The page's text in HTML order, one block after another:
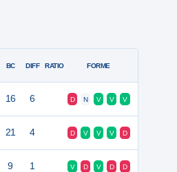
BC DIFF RATIO FORME
16 6 D N V V V
21 4 D V V V D
9 1 V D V D D